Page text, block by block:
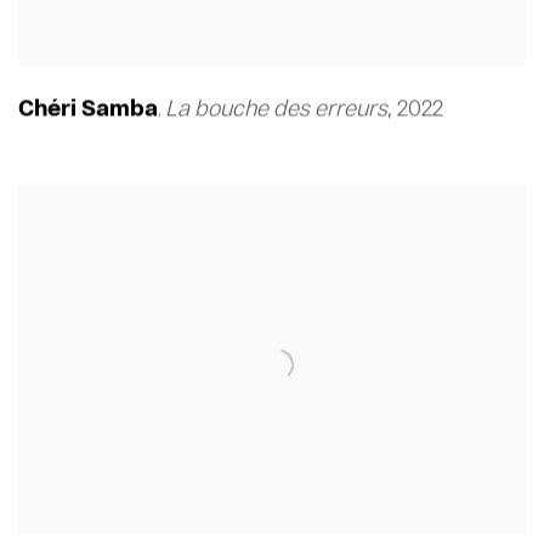
Chéri Samba, La bouche des erreurs, 2022